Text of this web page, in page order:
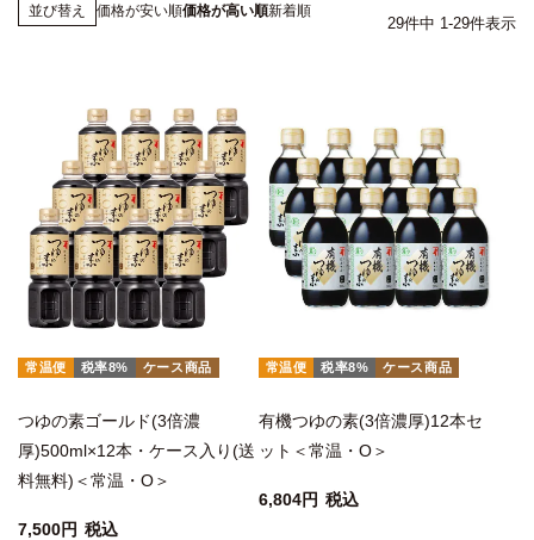
並び替え 価格が安い順価格が高い順新着順
29件中 1-29件表示
常温便 税率8% ケース商品
つゆの素ゴールド(3倍濃
厚)500ml×12本・ケース入り(送
料無料)＜常温・O＞
7,500 税込
常温便 税率8% ケース商品
有機つゆの素(3倍濃厚)12本セ
ット＜常温・O＞
6,804 税込